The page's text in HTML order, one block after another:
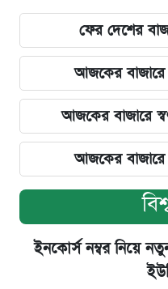
ফের দেশের
আজকের বাজারে
আজকের বাজারে
আজকের বাজারে
ইনকোর্স নম্বর নিয়ে